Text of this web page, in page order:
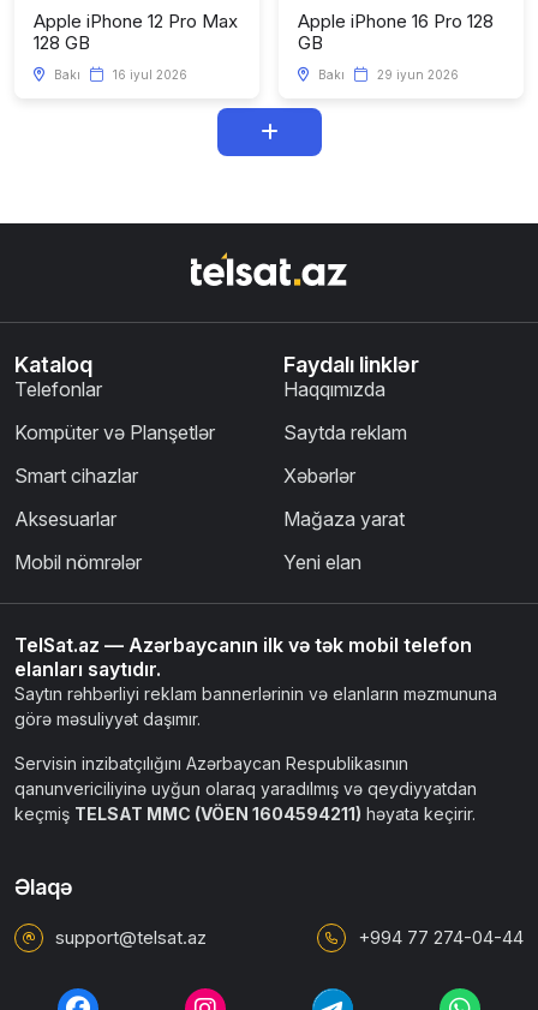
Apple iPhone 12 Pro Max
128 GB
Bakı 16 iyul 2026
Apple iPhone 16 Pro 128
GB
Bakı 29 iyun 2026
Kataloq
Telefonlar
Kompüter və Planşetlər
Smart cihazlar
Aksesuarlar
Mobil nömrələr
Faydalı linklər
Haqqımızda
Saytda reklam
Xəbərlər
Mağaza yarat
Yeni elan
TelSat.az — Azərbaycanın ilk və tək mobil telefon
elanları saytıdır.
Saytın rəhbərliyi reklam bannerlərinin və elanların məzmununa
görə məsuliyyət daşımır.
Servisin inzibatçılığını Azərbaycan Respublikasının
qanunvericiliyinə uyğun olaraq yaradılmış və qeydiyyatdan
keçmiş TELSAT MMC (VÖEN 1604594211) həyata keçirir.
Əlaqə
support@telsat.az +994 77 274-04-44